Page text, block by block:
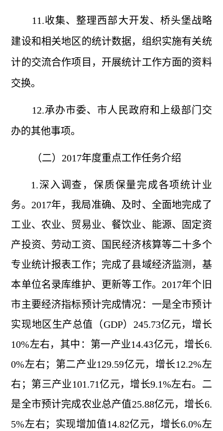
11.收集、整理西部大开发、桥头堡战略
建设和相关地区的统计数据，组织实施有关统
计的交流合作项目，开展统计工作方面的资料
交换。
12.承办市委、市人民政府和上级部门交
办的其他事项。
（二） 2017年度重点工作任务介绍
1.深入调查，保质保量完成各项统计业
务。2017年，我局准确、及时、全面地完成了
工业、农业、贸易业、餐饮业、能源、固定资
产投资、劳动工资、国民经济核算等二十多个
专业统计报表工作；完成了县域经济监测，基
本单位名录库维护、更新等工作。2017年个旧
市主要经济指标预计完成情况：一是全市预计
实现地区生产总值（GDP）245.73亿元，增长
10%左右，其中：第一产业14.43亿元，增长6.
0%左右；第二产业129.59亿元，增长12.2%左
右；第三产业101.71亿元，增长9.1%左右。二
是全市预计完成农业总产值25.88亿元，增长6.
5%左右；实现增加值14.82亿元，增长6.0%左